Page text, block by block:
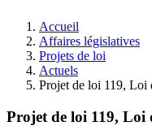
l'Assemblée
législative.
Accueil
Affaires législatives
Projets de loi
Actuels
Projet de loi 119, Loi
Projet de loi 119, Loi